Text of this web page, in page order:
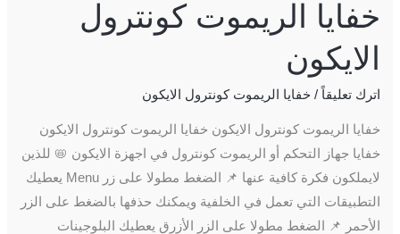
خفايا الريموت كونترول
الايكون
اترك تعليقاً /خفايا الريموت كونترول الايكون
خفايا الريموت كونترول الايكون خفايا الريموت كونترول الايكون
خفايا جهاز التحكم أو الريموت كونترول في اجهزة الايكون 📛 للذين
لايملكون فكرة كافية عنها 📌 الضغط مطولا على زر Menu يعطيك
التطبيقات التي تعمل في الخلفية ويمكنك حذفها بالضغط على الزر
الأحمر 📌 الضغط مطولا على الزر الأزرق يعطيك البلوجينات